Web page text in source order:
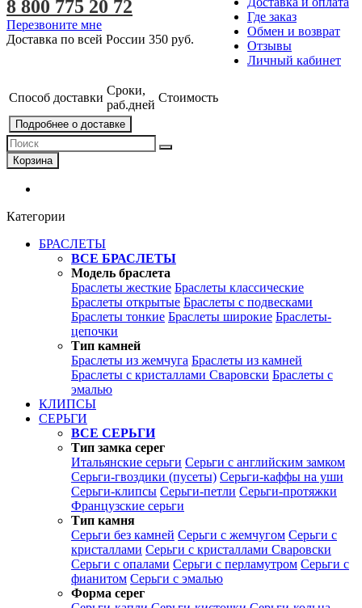
Где заказ
Обмен и возврат
Отзывы
Личный кабинет
8 800 775 20 72
Перезвоните мне
Доставка по всей России 350 руб.
Способ доставки
Сроки,
раб.дней
Стоимость
Подробнее о доставке
Корзина
Категории
БРАСЛЕТЫ
ВСЕ БРАСЛЕТЫ
Модель браслета
Браслеты жесткие Браслеты классические
Браслеты открытые Браслеты с подвесками
Браслеты тонкие Браслеты широкие Браслеты-
цепочки
Тип камней
Браслеты из жемчуга Браслеты из камней
Браслеты с кристаллами Сваровски Браслеты с
эмалью
КЛИПСЫ
СЕРЬГИ
ВСЕ СЕРЬГИ
Тип замка серег
Итальянские серьги Серьги с английским замком
Серьги-гвоздики (пусеты) Серьги-каффы на уши
Серьги-клипсы Серьги-петли Серьги-протяжки
Французские серьги
Тип камня
Серьги без камней Серьги с жемчугом Серьги с
кристаллами Серьги с кристаллами Сваровски
Серьги с опалами Серьги с перламутром Серьги с
фианитом Серьги с эмалью
Форма серег